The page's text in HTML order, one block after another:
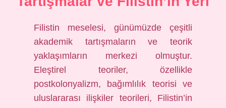
Filistin meselesi, günümüzde çeşitli
akademik tartışmaların ve teorik
yaklaşımların merkezi olmuştur.
Eleştirel teoriler, özellikle
postkolonyalizm, bağımlılık teorisi ve
uluslararası ilişkiler teorileri, Filistin’in